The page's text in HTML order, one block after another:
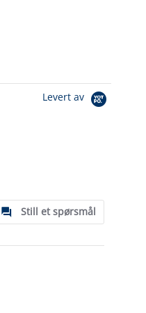
Levert av
Still et spørsmål